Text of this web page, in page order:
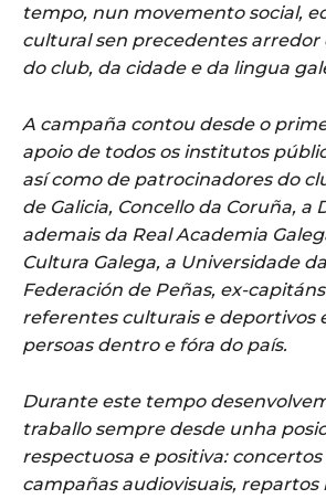
tempo, nun movemento social,
cultural sen precedentes
do club, da cidade e da lingua
A campaña contou desde o
apoio de todos os institutos
así como de patrocinadores do
de Galicia, Concello da Coruña, a
ademais da Real Academia
Cultura Galega, a Universidade
Federación de Peñas, ex-
referentes culturais e deportivos
persoas dentro e fóra do país.
Durante este tempo
traballo sempre desde unha
respectuosa e positiva:
campañas audiovisuais, repartos